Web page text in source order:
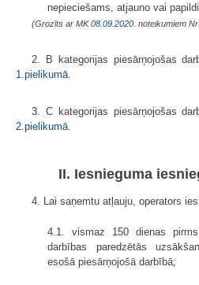
nepieciešams, atjauno vai
(Grozīts ar MK08.09.2020. noteikumiem
2. B kategorijas piesārņojošas
1.pielikumā.
3. C kategorijas piesārņojošas
2.pielikumā.
II. Iesnieguma
4. Lai saņemtu atļauju, operators
4.1. vismaz 150 dienas
darbības paredzētās
esošā piesārņojošā darbībā;